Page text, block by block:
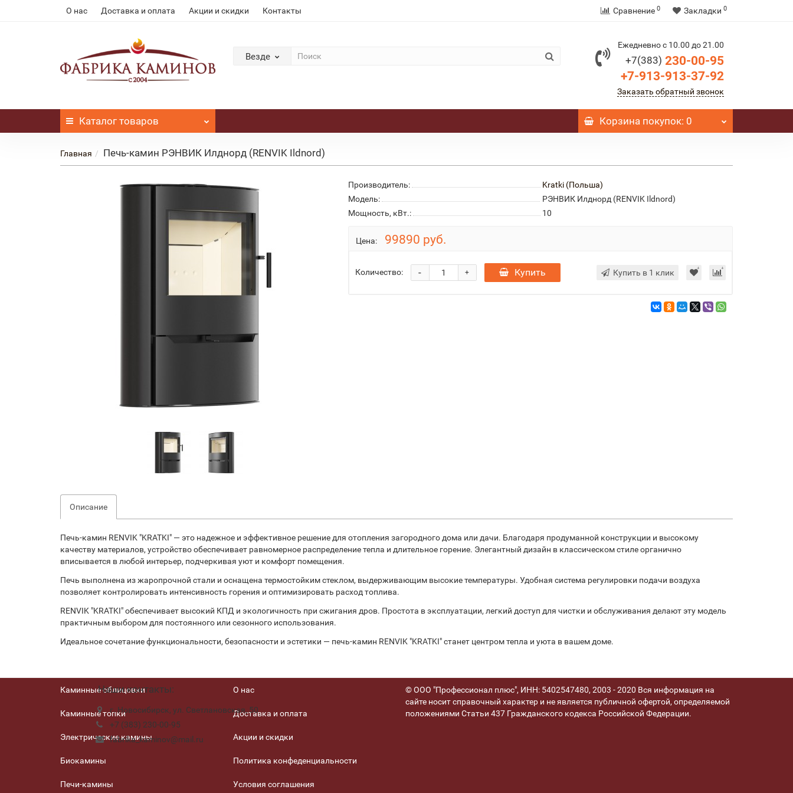
О нас Доставка и оплата Акции и скидки Контакты Сравнение 0 Закладки 0
Везде
Ежедневно с 10.00 до 21.00
+7(383) 230-00-95
+7-913-913-37-92
Заказать обратный звонок
Каталог товаров Корзинапокупок: 0
Главная Печь-камин РЭНВИК Илднорд (RENVIK Ildnord)
Производитель:
Kratki (Польша)
Модель:
РЭНВИК Илднорд (RENVIK Ildnord)
Мощность, кВт.:
10
Цена: 99890 руб.
Количество: +
- Купить Купить в 1 клик
Описание
Печь-камин RENVIK "KRATKI" — это надежное и эффективное решение для отопления загородного дома или дачи. Благодаря продуманной конструкции и высокому
качеству материалов, устройство обеспечивает равномерное распределение тепла и длительное горение. Элегантный дизайн в классическом стиле органично
вписывается в любой интерьер, подчеркивая уют и комфорт помещения.
Печь выполнена из жаропрочной стали и оснащена термостойким стеклом, выдерживающим высокие температуры. Удобная система регулировки подачи воздуха
позволяет контролировать интенсивность горения и оптимизировать расход топлива.
RENVIK "KRATKI" обеспечивает высокий КПД и экологичность при сжигания дров. Простота в эксплуатации, легкий доступ для чистки и обслуживания делают эту модель
практичным выбором для постоянного или сезонного использования.
Идеальное сочетание функциональности, безопасности и эстетики — печь-камин RENVIK "KRATKI" станет центром тепла и уюта в вашем доме.
Наши контакты:
г. Новосибирск, ул. Светлановская, 50
+7 (383) 230-00-95
fabrika_kaminov@mail.ru
Каминные облицовки
Каминные топки
Электрические камины
Биокамины
Печи-камины
О нас
Доставка и оплата
Акции и скидки
Политика конфеденциальности
Условия соглашения
© ООО "Профессионал плюс", ИНН: 5402547480, 2003 - 2020 Вся информация на
сайте носит справочный характер и не является публичной офертой, определяемой
положениями Статьи 437 Гражданского кодекса Российской Федерации.